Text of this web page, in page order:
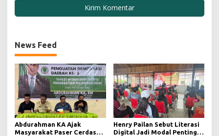
News Feed
Abdurahman KA Ajak
Masyarakat Paser Cerdas
Henry Pailan Sebut Literasi
Digital Jadi Modal Penting